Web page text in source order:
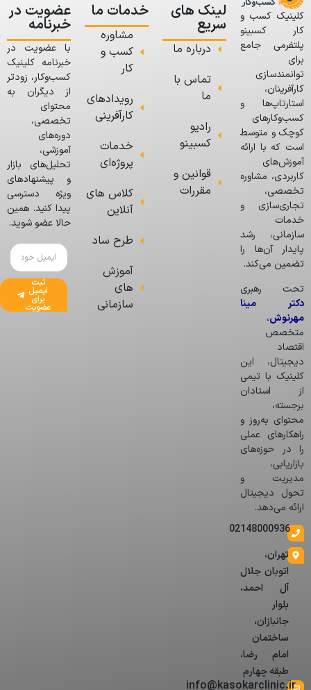
کلینیک کسب و
کار کسبینو
پلتفرمی جامع
برای
توانمندسازی
کارآفرینان،
استارتاپ‌ها و
کسب‌وکارهای
کوچک و متوسط
است که با ارائه
آموزش‌های
کاربردی، مشاوره
تخصصی،
تجاری‌سازی و
خدمات
سازمانی، رشد
پایدار آن‌ها را
تضمین می‌کند.
تحت رهبری
دکتر مینا
مهرنوش،
متخصص
اقتصاد
دیجیتال، این
کلینیک با تیمی
از استادان
برجسته،
محتوای به‌روز و
راهکارهای عملی
را در حوزه‌های
بازاریابی،
مدیریت و
تحول دیجیتال
ارائه می‌دهد.
02148000936
تهران،
اتوبان جلال
آل احمد،
بلوار
جانبازان،
ساختمان
امام رضا،
طبقه چهارم
info@kasokarclinic.ir
لینک های
سریع
درباره ما
تماس با
ما
رادیو
کسبینو
قوانین و
مقررات
خدمات ما
مشاوره
کسب و
کار
رویدادهای
کارآفرینی
خدمات
پروژه‌ای
کلاس های
آنلاین
طرح ساد
آموزش
های
سازمانی
عضویت در
خبرنامه
با عضویت در
خبرنامه کلینیک
کسب‌وکار، زودتر
از دیگران به
محتوای
تخصصی،
دوره‌های
آموزشی،
تحلیل‌های بازار
و پیشنهادهای
ویژه دسترسی
پیدا کنید. همین
حالا عضو شوید.
ثبت
ایمیل
برای
عضویت